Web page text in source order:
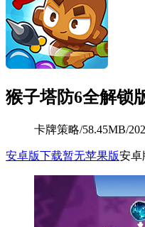
猴子塔防6全解锁
卡牌策略/58.45MB/
安卓版下载暂无苹果版安卓